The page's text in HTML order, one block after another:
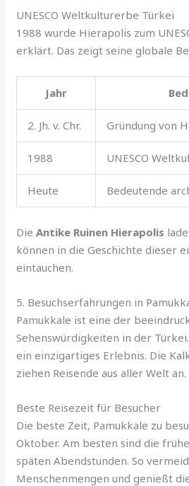
UNESCO Weltkulturerbe Türkei
1988 wurde Hierapolis zum
erklärt. Das zeigt seine globale
Jahr
2. Jh. v. Chr. Gründung von
1988 UNESCO
Heute Bedeutende
DieAntike Ruinen Hierapolis
können in die Geschichte dieser
eintauchen.
5. Besuchserfahrungen in
Pamukkale ist eine der
Sehenswürdigkeiten in der
ein einzigartiges Erlebnis. Die
ziehen Reisende aus aller Welt an.
Beste Reisezeit für Besucher
Die beste Zeit, Pamukkale zu
Oktober. Am besten sind die
späten Abendstunden. So
Menschenmengen und genießt